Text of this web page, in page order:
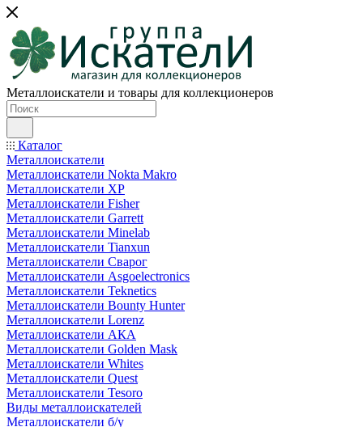
Металлоискатели и товары для коллекционеров
Каталог
Металлоискатели
Металлоискатели Nokta Makro
Металлоискатели XP
Металлоискатели Fisher
Металлоискатели Garrett
Металлоискатели Minelab
Металлоискатели Tianxun
Металлоискатели Сварог
Металлоискатели Asgoelectronics
Металлоискатели Teknetics
Металлоискатели Bounty Hunter
Металлоискатели Lorenz
Металлоискатели АКА
Металлоискатели Golden Mask
Металлоискатели Whites
Металлоискатели Quest
Металлоискатели Tesoro
Виды металлоискателей
Металлоискатели б/у